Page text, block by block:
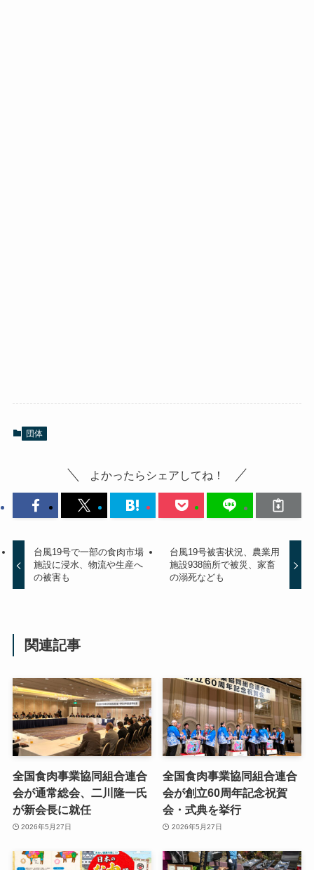
団体
よかったらシェアしてね！
台風19号で一部の食肉市場
施設に浸水、物流や生産へ
の被害も
台風19号被害状況、農業用
施設938箇所で被災、家畜
の溺死なども
関連記事
全国食肉事業協同組合連合
会が通常総会、二川隆一氏
が新会長に就任
2026年5月27日
全国食肉事業協同組合連合
会が創立60周年記念祝賀
会・式典を挙行
2026年5月27日